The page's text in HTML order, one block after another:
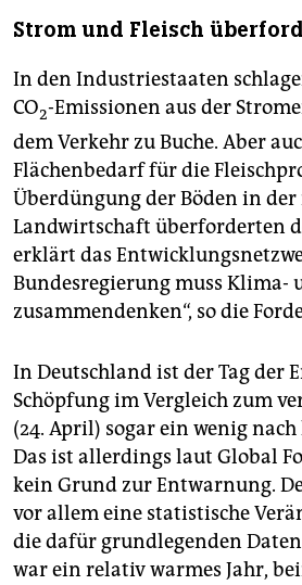
Strom und Fleisch
In den Industriestaaten
CO2-Emissionen aus der
dem Verkehr zu Buche. Aber
Flächenbedarf für die
Überdüngung der Böden in
Landwirtschaft überforderten
erklärt das
Bundesregierung muss
zusammendenken“, so die
In Deutschland ist der Tag der
Schöpfung im Vergleich zum
(24. April) sogar ein wenig
Das ist allerdings laut Global
kein Grund zur Entwarnung.
vor allem eine statistische
die dafür grundlegenden
war ein relativ warmes Jahr,